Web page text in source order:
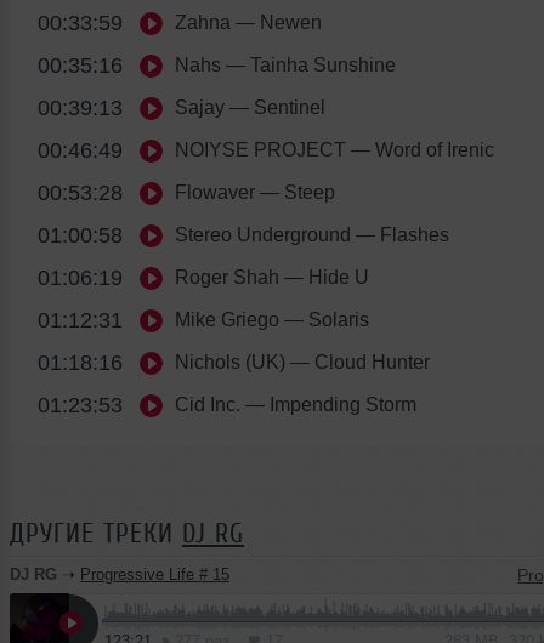
00:33:59 Zahna — Newen
00:35:16 Nahs — Tainha Sunshine
00:39:13 Sajay — Sentinel
00:46:49 NOIYSE PROJECT — Word of Irenic
00:53:28 Flowaver — Steep
01:00:58 Stereo Underground — Flashes
01:06:19 Roger Shah — Hide U
01:12:31 Mike Griego — Solaris
01:18:16 Nichols (UK) — Cloud Hunter
01:23:53 Cid Inc. — Impending Storm
ДРУГИЕ ТРЕКИ DJ RG
DJ RG ➝ Progressive Life # 15